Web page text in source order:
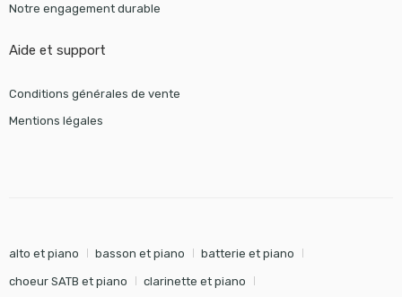
Notre engagement durable
Aide et support
Conditions générales de vente
Mentions légales
alto et piano basson et piano batterie et piano
choeur SATB et piano clarinette et piano